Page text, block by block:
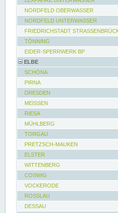
NORDFELD OBERWASSER
NORDFELD UNTERWASSER
FRIEDRICHSTADT
TÖNNING
EIDER-SPERRWERK BP
ELBE
SCHÖNA
PIRNA
DRESDEN
MEISSEN
RIESA
MÜHLBERG
TORGAU
PRETZSCH-MAUKEN
ELSTER
WITTENBERG
COSWIG
VOCKERODE
ROSSLAU
DESSAU